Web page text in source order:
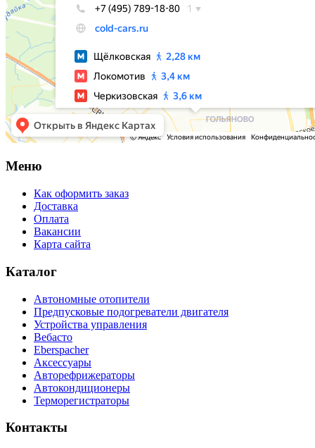
Меню
Как оформить заказ
Доставка
Оплата
Вакансии
Карта сайта
Каталог
Автономные отопители
Предпусковые подогреватели двигателя
Устройства управления
Вебасто
Eberspacher
Аксессуары
Авторефрижераторы
Автокондиционеры
Терморегистраторы
Контакты